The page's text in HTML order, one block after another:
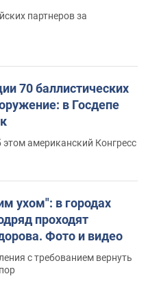
партнеров за
70 баллистических
в Госдепе
американский Конгресс
ухом": в городах
проходят
Фото и видео
с требованием вернуть